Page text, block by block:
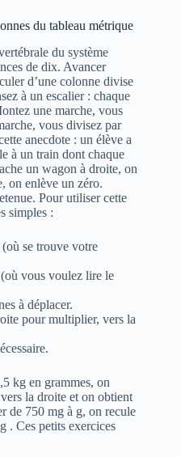
du tableau métrique
du système
de dix. Avancer
d’une colonne divise
à un escalier : chaque
une marche, vous
vous divisez par
anecdote : un élève a
à un train dont chaque
un wagon à droite, on
on enlève un zéro.
Pour utiliser cette
simples :
se trouve votre
vous voulez lire le
à déplacer.
pour multiplier, vers la
kg en grammes, on
la droite et on obtient
de 750 mg à g, on recule
. Ces petits exercices